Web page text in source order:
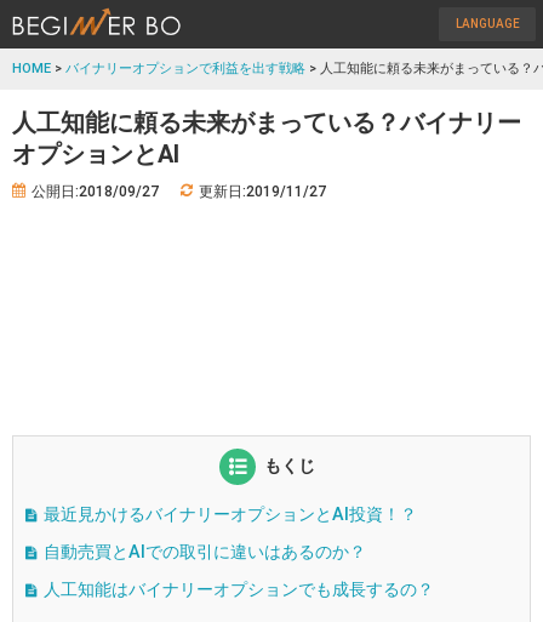
LANGUAGE
HOME > バイナリーオプションで利益を出す戦略 > 人工知能に頼る未来がまっている？
人工知能に頼る未来がまっている？バイナリー
オプションとAI
公開日:2018/09/27 更新日:2019/11/27
もくじ
最近見かけるバイナリーオプションとAI投資！？
自動売買とAIでの取引に違いはあるのか？
人工知能はバイナリーオプションでも成長するの？